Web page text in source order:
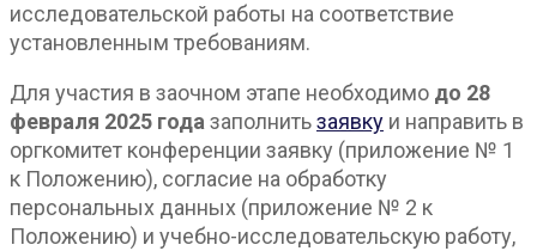
исследовательской работы на соответствие
установленным требованиям.
Для участия в заочном этапе необходимо до 28
февраля 2025 года заполнитьзаявку и направить в
оргкомитет конференции заявку (приложение № 1
к Положению), согласие на обработку
персональных данных (приложение № 2 к
Положению) и учебно-исследовательскую работу,